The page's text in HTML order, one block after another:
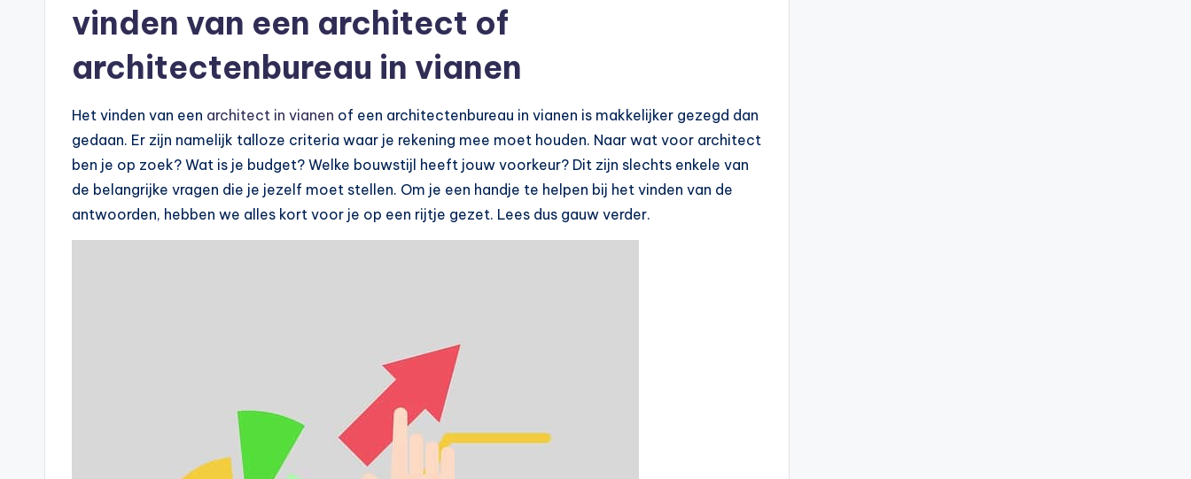
vinden van een architect of
architectenbureau in vianen
Het vinden van een architect in vianen of een architectenbureau in vianen is makkelijker gezegd dan
gedaan. Er zijn namelijk talloze criteria waar je rekening mee moet houden. Naar wat voor architect
ben je op zoek? Wat is je budget? Welke bouwstijl heeft jouw voorkeur? Dit zijn slechts enkele van
de belangrijke vragen die je jezelf moet stellen. Om je een handje te helpen bij het vinden van de
antwoorden, hebben we alles kort voor je op een rijtje gezet. Lees dus gauw verder.